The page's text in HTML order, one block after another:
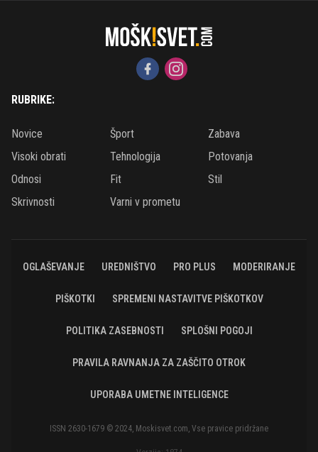
RUBRIKE:
Novice Šport
Zabava
Visoki obrati
Tehnologija
Potovanja
Odnosi
Fit
Stil
Skrivnosti
Varni v prometu
OGLAŠEVANJE UREDNIŠTVO PRO PLUS MODERIRANJE
PIŠKOTKI SPREMENI NASTAVITVE PIŠKOTKOV
POLITIKA ZASEBNOSTI SPLOŠNI POGOJI
PRAVILA RAVNANJA ZA ZAŠČITO OTROK
UPORABA UMETNE INTELIGENCE
ISSN 2630-1679 © 2024, Moskisvet.com, Vse pravice pridržane